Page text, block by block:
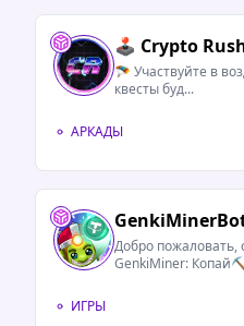
🕹️ Crypto
🪂 Участвуйте в
квесты буд...
АРКАДЫ
Добро
GenkiMiner:
ИГРЫ